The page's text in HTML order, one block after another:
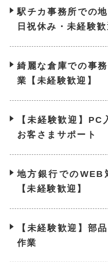
駅チカ事務所での
日祝休み・未経験歓
綺麗な倉庫での事
業【未経験歓迎】
【未経験歓迎】
お客さまサポート
地方銀行でのWEB
【未経験歓迎】
【未経験歓迎】部
作業